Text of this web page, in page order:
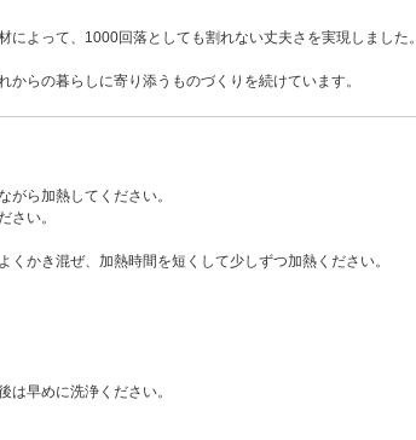
よって、1000回落としても割れない丈夫さを実現しました。
らの暮らしに寄り添うものづくりを続けています。
がら加熱してください。
さい。
かき混ぜ、加熱時間を短くして少しずつ加熱ください。
は早めに洗浄ください。